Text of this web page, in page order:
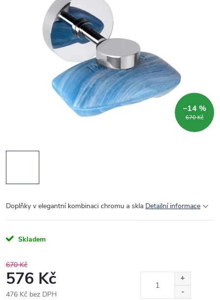
670 Kč
–14 %
Doplňky v elegantní kombinaci chromu a skla Detailní informace
Skladem
670 Kč
576 Kč
476 Kč bez DPH